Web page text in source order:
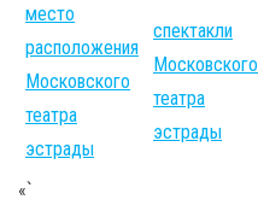
место
расположения
Московского
театра
эстрады
спектакли
Московского
театра
эстрады
«`